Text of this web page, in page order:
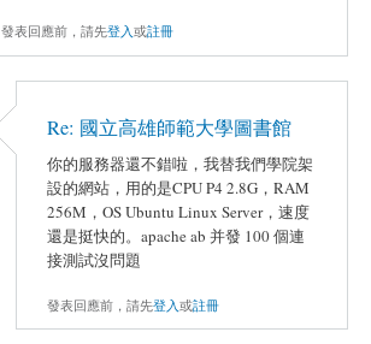
發表回應前，請先登入或註冊
Re: 國立高雄師範大學圖書館
你的服務器還不錯啦，我替我們學院架
設的網站，用的是CPU P4 2.8G，RAM
256M，OS Ubuntu Linux Server，速度
還是挺快的。apache ab 并發 100 個連
接測試沒問題
發表回應前，請先登入或註冊